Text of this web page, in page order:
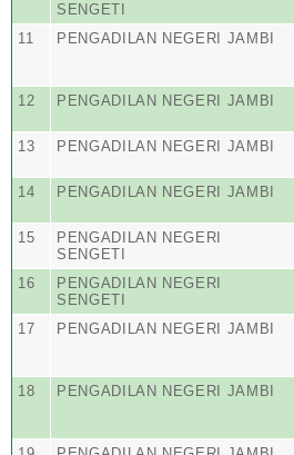
SENGETI
11 PENGADILAN NEGERI JAMBI
12 PENGADILAN NEGERI JAMBI
13 PENGADILAN NEGERI JAMBI
14 PENGADILAN NEGERI JAMBI
15
PENGADILAN NEGERI
SENGETI
16
PENGADILAN NEGERI
SENGETI
17 PENGADILAN NEGERI JAMBI
18 PENGADILAN NEGERI JAMBI